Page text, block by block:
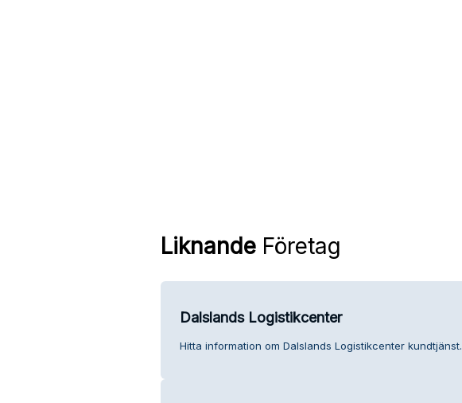
LiknandeFöretag
Dalslands Logistikcenter
Hitta information om Dalslands Logistikcenter kundtjänst.